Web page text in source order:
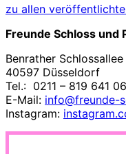
zu allen
Freunde Schloss und
Benrather Schlossallee
40597 Düsseldorf
Tel.: 0211 – 819 641 06
E-Mail: info@freunde-
Instagram: